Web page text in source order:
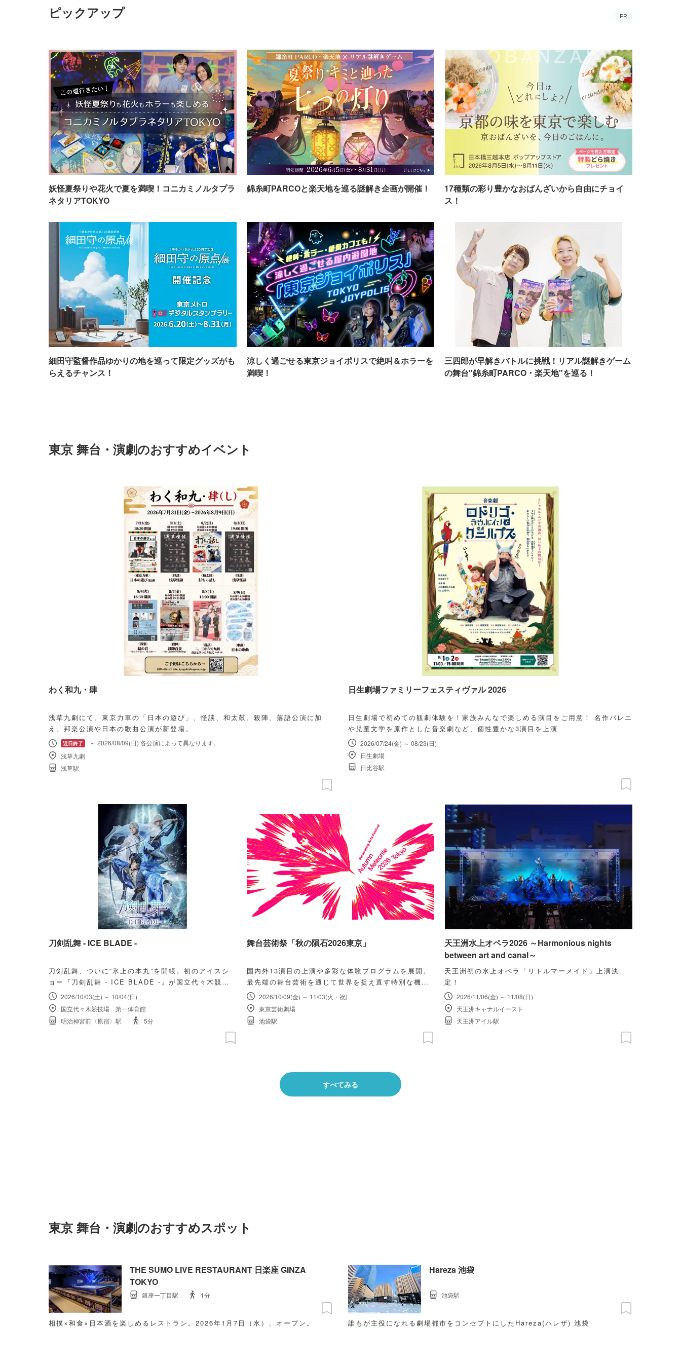
ピックアップ PR
妖怪夏祭りや花火で夏を満喫！コニカミノルタプラ
ネタリアTOKYO
錦糸町PARCOと楽天地を巡る謎解き企画が開催！
17種類の彩り豊かなおばんざいから自由にチョイ
ス！
細田守監督作品ゆかりの地を巡って限定グッズがも
らえるチャンス！
涼しく過ごせる東京ジョイポリスで絶叫＆ホラーを
満喫！
三四郎が早解きバトルに挑戦！リアル謎解きゲーム
の舞台"錦糸町PARCO・楽天地"を巡る！
東京 舞台・演劇のおすすめイベント
わく和九・肆
浅草九劇にて、東京力車の「日本の遊び」、怪談、和太鼓、殺陣、落語公演に加
え、邦楽公演や日本の歌曲公演が新登場。
～ 2026/08/09(日) 各公演によって異なります。
浅草九劇
浅草駅
日生劇場ファミリーフェスティヴァル 2026
日生劇場で初めての観劇体験を！家族みんなで楽しめる演目をご用意！ 名作バレエ
や児童文学を原作とした音楽劇など、個性豊かな3演目を上演
2026/07/24(金) ～ 08/23(日)
日生劇場
日比谷駅
刀剣乱舞 - ICE BLADE -
刀剣乱舞、ついに“氷上の本丸”を開帳。初のアイスシ
ョー『刀剣乱舞 - ICE BLADE -』が国立代々木競技
場にて開催されます。
2026/10/03(土) ～ 10/04(日)
国立代々木競技場 第一体育館
明治神宮前〈原宿〉駅
5分
舞台芸術祭「秋の隕石2026東京」
国内外13演目の上演や多彩な体験プログラムを展開。
最先端の舞台芸術を通じて世界を捉え直す特別な機
会！2026/10/09(金) ～ 11/03(火・祝)
東京芸術劇場
池袋駅
天王洲水上オペラ2026 ～Harmonious nights
between art and canal～
天王洲初の水上オペラ「リトルマーメイド」上演決
定！
2026/11/06(金) ～ 11/08(日)
天王洲キャナルイースト
天王洲アイル駅
すべてみる
東京 舞台・演劇のおすすめスポット
THE SUMO LIVE RESTAURANT 日楽座 GINZA
TOKYO
相撲×和食×日本酒を楽しめるレストラン。2026年1月7日（水）、オープン。
銀座一丁目駅 1分
Hareza 池袋
誰もが主役になれる劇場都市をコンセプトにしたHareza(ハレザ) 池袋
池袋駅